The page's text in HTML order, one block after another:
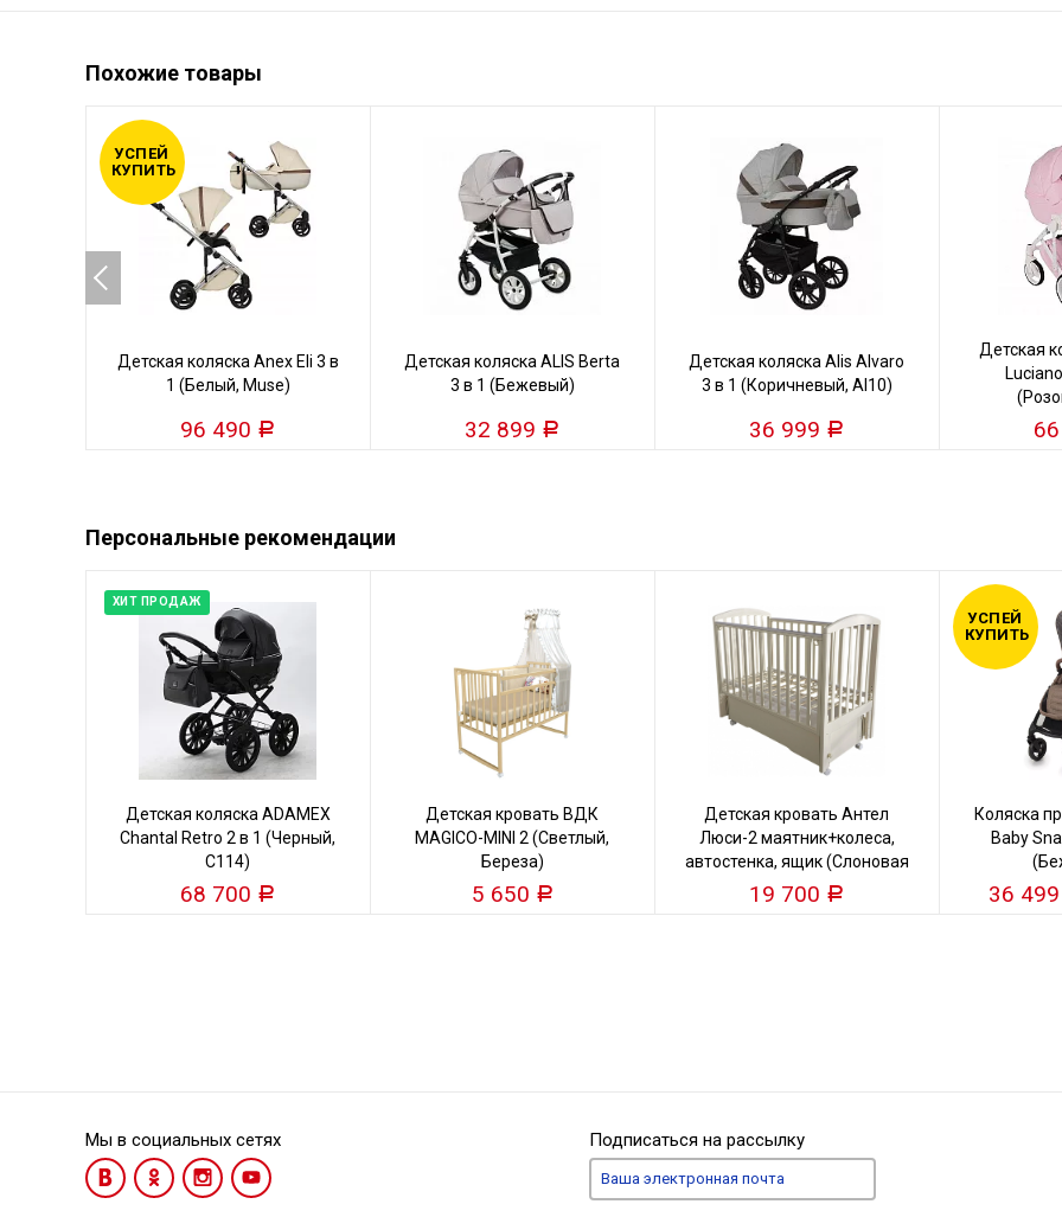
Похожие товары
Детская коляска Anex Eli 3 в
1 (Белый, Muse)
96 490 Р
УСПЕЙ
КУПИТЬ
Детская коляска ALIS Berta
3 в 1 (Бежевый)
32 899 Р
Детская коляска Alis Alvaro
3 в 1 (Коричневый, Al10)
36 999 Р
Детская
Персональные рекомендации
ХИТ ПРОДАЖ
Детская коляска ADAMEX
Chantal Retro 2 в 1 (Черный,
C114)
68 700 Р
Детская кровать ВДК
MAGICO-MINI 2 (Светлый,
Береза)
5 650 Р
Детская кровать Антел
Люси-2 маятник+колеса,
автостенка, ящик (Слоновая
кость)
19 700 Р
Коляска
Baby
36 499
УСПЕЙ
КУПИТЬ
Мы в социальных сетях Подписаться на рассылку